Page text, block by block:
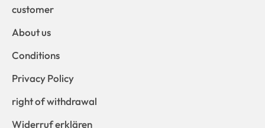
customer
About us
Conditions
Privacy Policy
right of withdrawal
Widerruf erklären